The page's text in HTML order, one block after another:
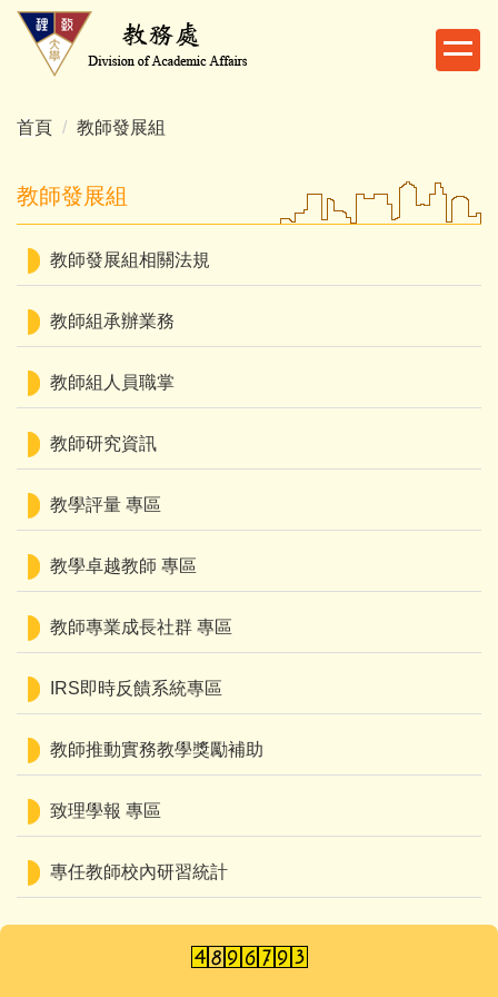
跳
內
首頁 教師發展組
教師發展組
教師發展組相關法規
教師組承辦業務
教師組人員職掌
教師研究資訊
教學評量 專區
教學卓越教師 專區
教師專業成長社群 專區
IRS即時反饋系統專區
教師推動實務教學獎勵補助
致理學報 專區
專任教師校內研習統計